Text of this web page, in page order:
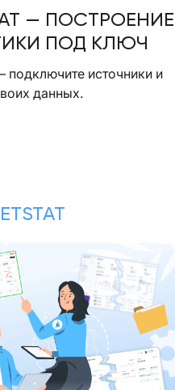
— ПОСТРОЕНИЕ
ПОД КЛЮЧ
подключите источники и
данных.